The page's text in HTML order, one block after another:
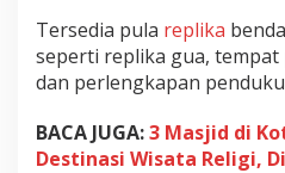
e
r
n
Tersedia pula replika
seperti replika gua,
dan perlengkapan
BACA JUGA:3 Masjid di
Destinasi Wisata Religi,